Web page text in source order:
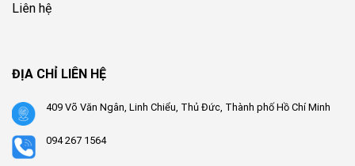
Liên hệ
ĐỊA CHỈ LIÊN HỆ
409 Võ Văn Ngân, Linh Chiểu, Thủ Đức, Thành phố Hồ Chí Minh
094 267 1564